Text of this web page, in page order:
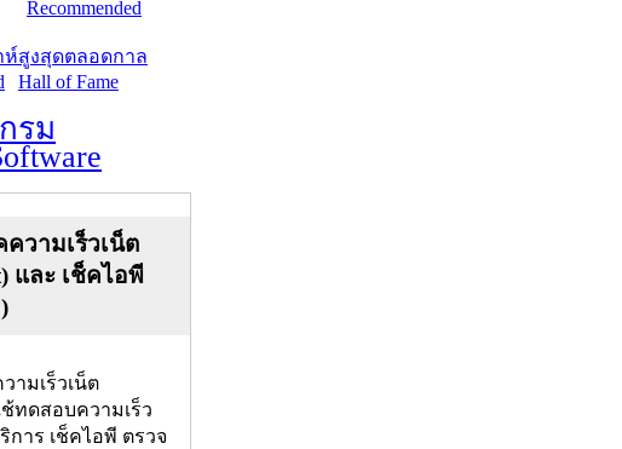
Recommended
ห์สูงสุดตลอดกาล
Hall of Fame
รม
ความเร็วเน็ต
และ เช็คไอพี
ามเร็วเน็ต
ช้ทดสอบความเร็ว
การ เช็คไอพี ตรวจ